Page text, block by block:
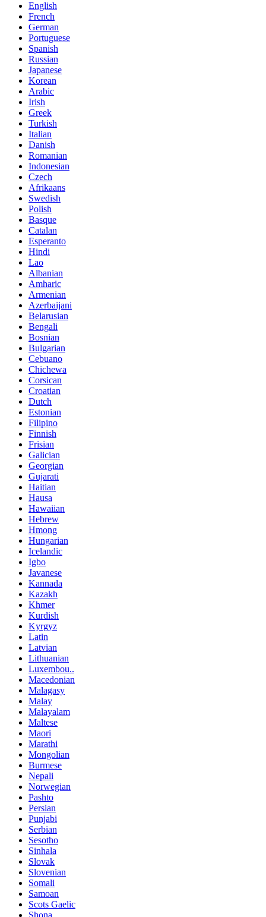
English
French
German
Portuguese
Spanish
Russian
Japanese
Korean
Arabic
Irish
Greek
Turkish
Italian
Danish
Romanian
Indonesian
Czech
Afrikaans
Swedish
Polish
Basque
Catalan
Esperanto
Hindi
Lao
Albanian
Amharic
Armenian
Azerbaijani
Belarusian
Bengali
Bosnian
Bulgarian
Cebuano
Chichewa
Corsican
Croatian
Dutch
Estonian
Filipino
Finnish
Frisian
Galician
Georgian
Gujarati
Haitian
Hausa
Hawaiian
Hebrew
Hmong
Hungarian
Icelandic
Igbo
Javanese
Kannada
Kazakh
Khmer
Kurdish
Kyrgyz
Latin
Latvian
Lithuanian
Luxembou..
Macedonian
Malagasy
Malay
Malayalam
Maltese
Maori
Marathi
Mongolian
Burmese
Nepali
Norwegian
Pashto
Persian
Punjabi
Serbian
Sesotho
Sinhala
Slovak
Slovenian
Somali
Samoan
Scots Gaelic